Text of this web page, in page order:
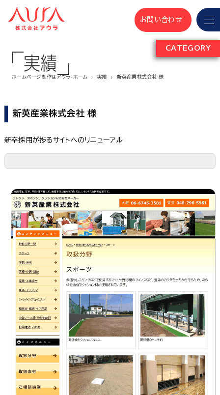
お問い合わせ
実績
ホームページ制作はアウラ：ホーム 実績 新英産業株式会社 様
新英産業株式会社 様
新卒採用が捗るサイトへのリニューアル
CATEGORY